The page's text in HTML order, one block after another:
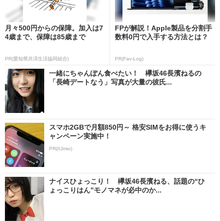
月々500円からの保障。加入は7
4歳まで、保障は85歳まで
PR(愛知県共済生活協同組合)
FPが解説！Apple製品を分割手
数料0円で入手する方法とは？
PR(Fav-Log)
一緒にちゃんぽん食べたい！ 欅坂46長濱ねるの
「長崎デートなう」写真が大量の彼氏...
スマホ2GBで月額850円～ 格安SIMをお得に使うキ
ャンペーン実施中！
PR(IIJmio)
ナイスひょっこり！ 欅坂46長濱ねる、話題の“ひ
ょっこりはん”モノマネが必中のか...